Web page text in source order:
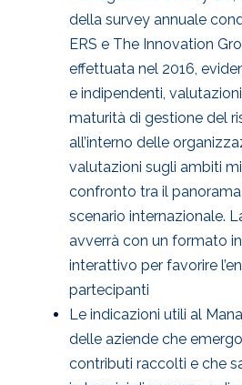
della survey annuale
ERS e The Innovation
effettuata nel 2016,
e indipendenti,
maturità di gestione del
all’interno delle
valutazioni sugli ambiti
confronto tra il
scenario internazionale.
avverrà con un formato
interattivo per favorire
partecipanti
Le indicazioni utili al
delle aziende che
contributi raccolti e che